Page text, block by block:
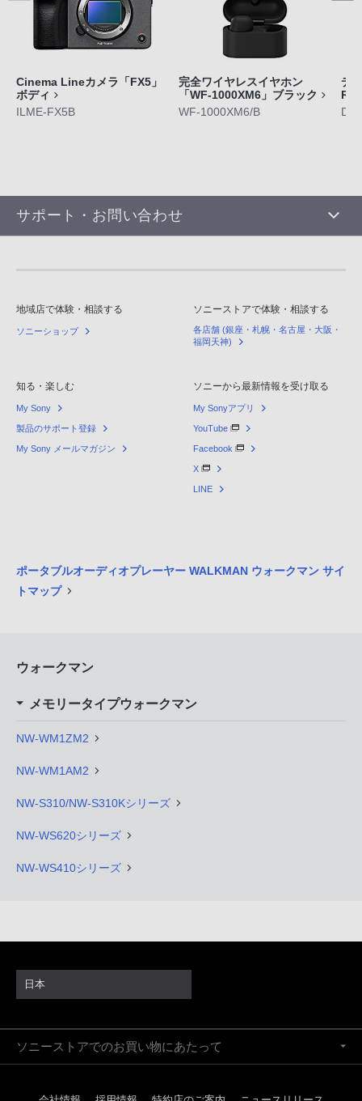
Cinema Lineカメラ「FX5」
ボディ
ILME-FX5B
完全ワイヤレスイヤホン
「WF-1000XM6」ブラック
WF-1000XM6/B
デ
サポート・お問い合わせ
地域店で体験・相談する
ソニーショップ
ソニーストアで体験・相談する
各店舗 (銀座・札幌・名古屋・大阪・
福岡天神)
知る・楽しむ
My Sony
製品のサポート登録
My Sony メールマガジン
ソニーから最新情報を受け取る
My Sonyアプリ
YouTube
Facebook
X
LINE
ポータブルオーディオプレーヤー WALKMAN ウォークマン サイ
トマップ
ウォークマン
メモリータイプウォークマン
NW-WM1ZM2
NW-WM1AM2
NW-S310/NW-S310Kシリーズ
NW-WS620シリーズ
NW-WS410シリーズ
日本
ソニーストアでのお買い物にあたって